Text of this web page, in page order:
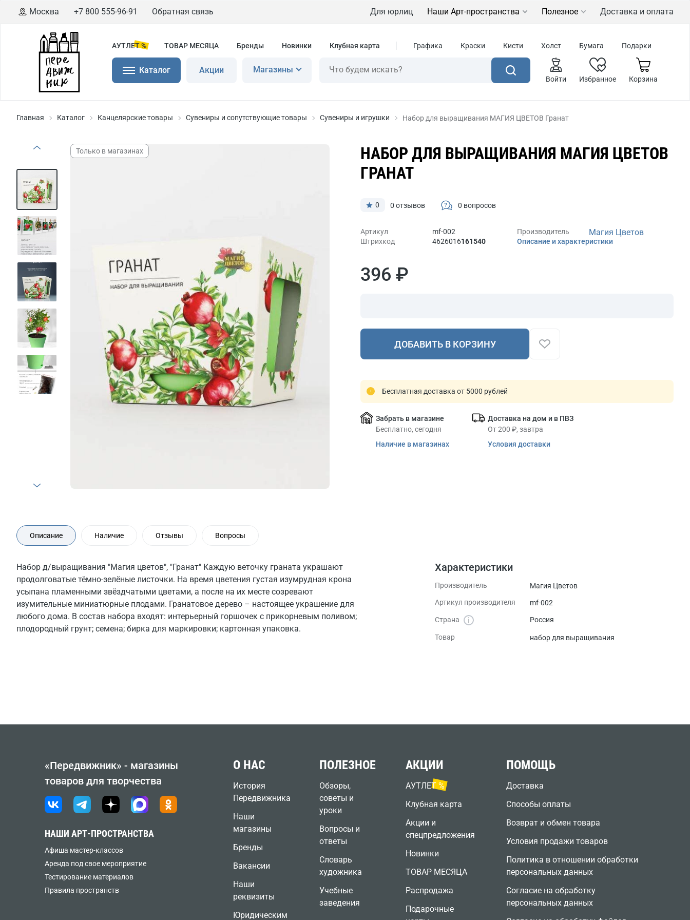
Москва +7 800 555-96-91 Обратная связь Для юрлиц Наши Арт-пространства Полезное Доставка и оплата
АУТЛЕТ % ТОВАР МЕСЯЦА Бренды Новинки Клубная карта Графика Краски Кисти Холст Бумага Подарки
Каталог Акции Магазины
Войти Избранное Корзина
Главная Каталог Канцелярские товары Сувениры и сопутствующие товары Сувениры и игрушки Набор для выращивания МАГИЯ ЦВЕТОВ Гранат
Только в магазинах
НАБОР ДЛЯ ВЫРАЩИВАНИЯ МАГИЯ ЦВЕТОВ
ГРАНАТ
0 0 отзывов 0 вопросов
Артикул mf-002 Производитель Магия Цветов
Штрихкод 4626016161540 Описание и характеристики
396 ₽
ДОБАВИТЬ В КОРЗИНУ
Бесплатная доставка от 5000 рублей
Забрать в магазине
Бесплатно, сегодня
Наличие в магазинах
Доставка на дом и в ПВЗ
От 200 ₽, завтра
Условия доставки
Описание Наличие Отзывы Вопросы
Набор д/выращивания "Магия цветов", "Гранат" Каждую веточку граната украшают
продолговатые тёмно-зелёные листочки. На время цветения густая изумрудная крона
усыпана пламенными звёздчатыми цветами, а после на их месте созревают
изумительные миниатюрные плодами. Гранатовое дерево – настоящее украшение для
любого дома. В состав набора входят: интерьерный горшочек с прикорневым поливом;
плодородный грунт; семена; бирка для маркировки; картонная упаковка.
Характеристики
Производитель
Магия Цветов
Артикул производителя
mf-002
Страна Россия
Товар набор для выращивания
«Передвижник» - магазины
товаров для творчества
НАШИ АРТ-ПРОСТРАНСТВА
Афиша мастер-классов
Аренда под свое мероприятие
Тестирование материалов
Правила пространств
О НАС
История
Передвижника
Наши
магазины
Бренды
Вакансии
Наши
реквизиты
Юридическим
ПОЛЕЗНОЕ
Обзоры,
советы и
уроки
Вопросы и
ответы
Словарь
художника
Учебные
заведения
АКЦИИ
АУТЛЕТ %
Клубная карта
Акции и
спецпредложения
Новинки
ТОВАР МЕСЯЦА
Распродажа
Подарочные
ПОМОЩЬ
Доставка
Способы оплаты
Возврат и обмен товара
Условия продажи товаров
Политика в отношении обработки
персональных данных
Согласие на обработку
персональных данных